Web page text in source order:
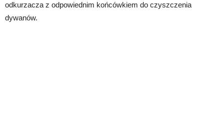
odkurzacza z odpowiednim końcówkiem do czyszczenia
dywanów.